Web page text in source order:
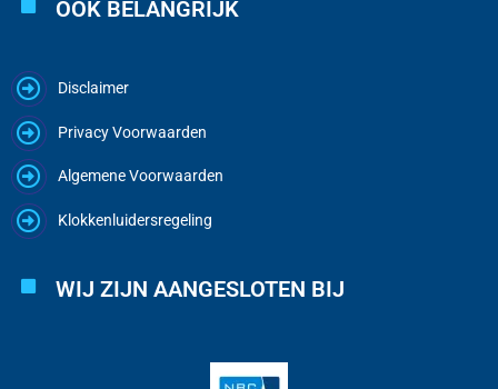
OOK BELANGRIJK
Disclaimer
Privacy Voorwaarden
Algemene Voorwaarden
Klokkenluidersregeling
WIJ ZIJN AANGESLOTEN BIJ